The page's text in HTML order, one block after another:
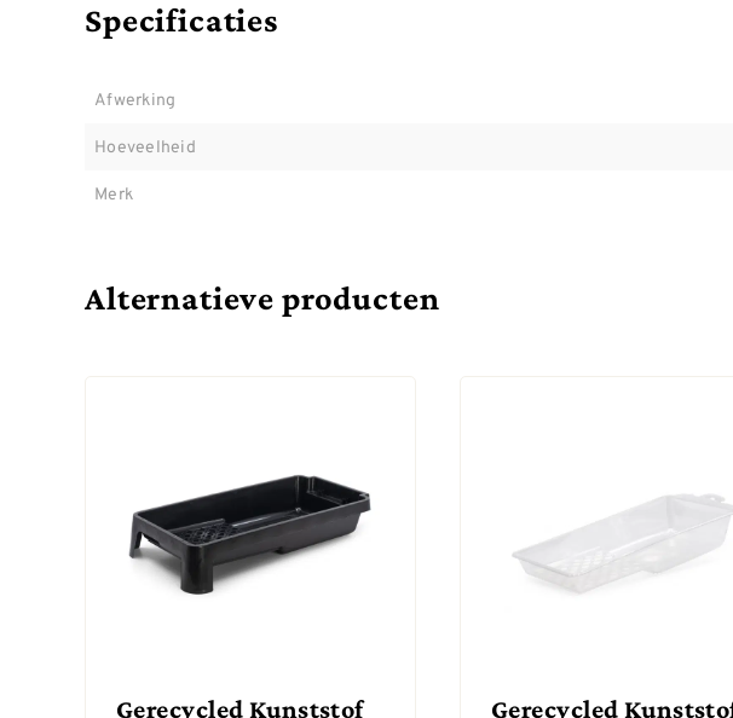
Specificaties
Afwerking
Hoeveelheid
Merk
Alternatieve producten
Gerecycled Kunststof
Gerecycled